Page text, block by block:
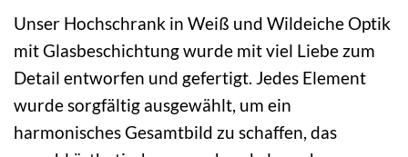
Unser Hochschrank in Weiß und Wildeiche Optik
mit Glasbeschichtung wurde mit viel Liebe zum
Detail entworfen und gefertigt. Jedes Element
wurde sorgfältig ausgewählt, um ein
harmonisches Gesamtbild zu schaffen, das